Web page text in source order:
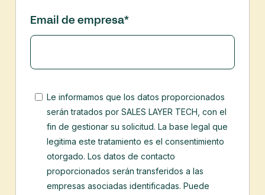
Email de empresa*
Le informamos que los datos proporcionados
serán tratados por SALES LAYER TECH, con el
fin de gestionar su solicitud. La base legal que
legitima este tratamiento es el consentimiento
otorgado. Los datos de contacto
proporcionados serán transferidos a las
empresas asociadas identificadas. Puede